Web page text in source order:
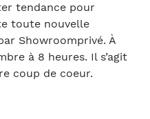
tendance pour
toute nouvelle
Showroomprivé. À
à 8 heures. Il s’agit
coup de coeur.